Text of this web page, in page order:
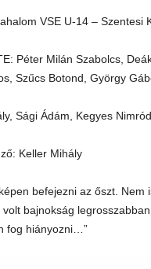
VSE U-14 – Szentesi
Péter Milán Szabolcs,
Szűcs Botond, György
Sági Ádám, Kegyes
Keller Mihály
befejezni az őszt.
bajnokság
fog hiányozni…”